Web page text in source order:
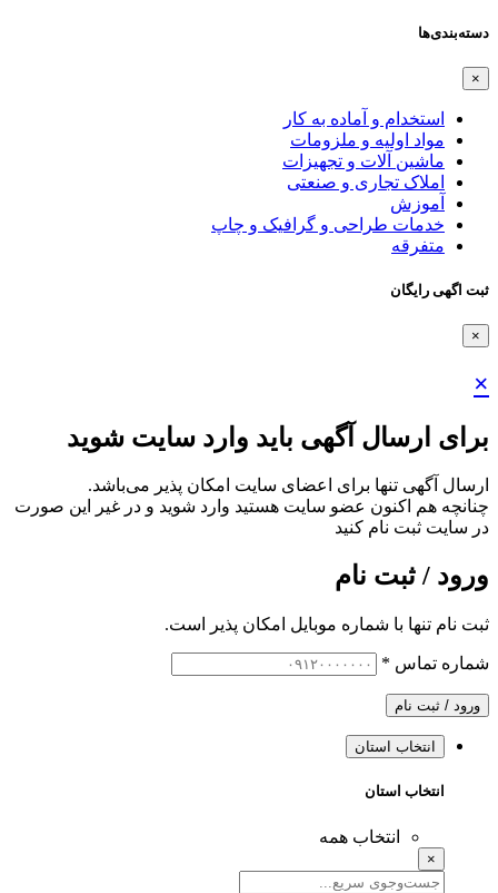
دسته‌بندی‌ها
×
استخدام و آماده به کار
مواد اولیه و ملزومات
ماشین آلات و تجهیزات
املاک تجاری و صنعتی
آموزش
خدمات طراحی و گرافیک و چاپ
متفرقه
ثبت اگهی رایگان
×
×
برای ارسال آگهی باید وارد سایت شوید
ارسال آگهی تنها برای اعضای سایت امکان پذیر می‌باشد.
چنانچه هم‌ اکنون عضو سایت هستید وارد شوید و در غیر این صورت
در سایت ثبت نام کنید
ورود / ثبت نام
ثبت نام تنها با شماره موبایل امکان پذیر است.
شماره تماس *
ورود / ثبت نام
انتخاب استان
انتخاب استان
انتخاب همه
×